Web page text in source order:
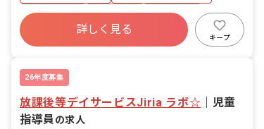
社会保険完備
正社員登用
未経験歓迎
週2.3日~OK
ブランクOK
詳しく見る
キープ
26年度募集
放課後等デイサービスJiria ラボ☆
児童
指導員の求人